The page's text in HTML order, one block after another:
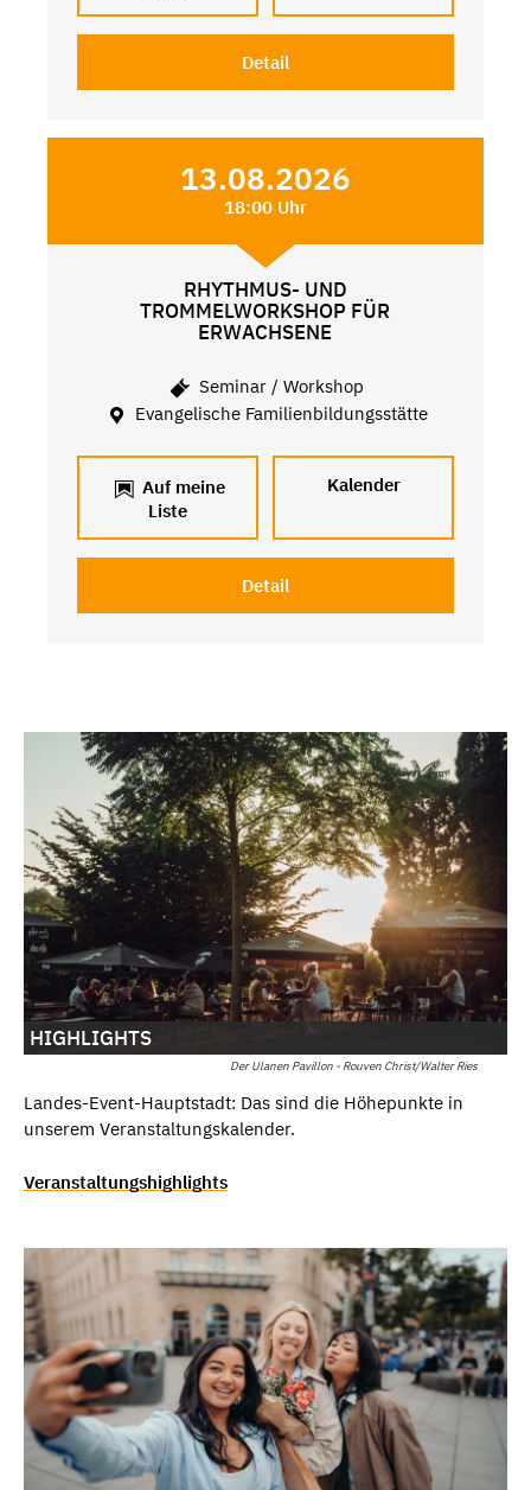
Detail
13.08.2026
18:00 Uhr
RHYTHMUS- UND
TROMMELWORKSHOP FÜR
ERWACHSENE
Seminar / Workshop
Evangelische Familienbildungsstätte
Auf meine
Liste
Kalender
Detail
Der Ulanen Pavillon - Rouven Christ/Walter Ries
HIGHLIGHTS
Landes-Event-Hauptstadt: Das sind die Höhepunkte in
unserem Veranstaltungskalender.
Veranstaltungshighlights